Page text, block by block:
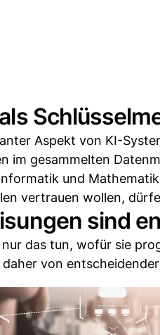
Aspekt von KI-
im gesammelten
und
vertrauen wollen,
sind
das tun, wofür sie
von